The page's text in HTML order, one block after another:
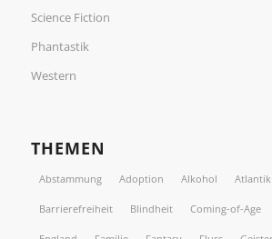
Science Fiction
Phantastik
Western
THEMEN
Abstammung Adoption Alkohol Atlantik
Barrierefreiheit Blindheit Coming-of-Age